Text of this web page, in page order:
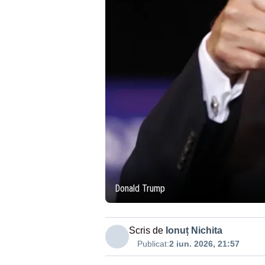
Donald Trump
Scris de Ionuț Nichita
Publicat:2 iun. 2026, 21:57